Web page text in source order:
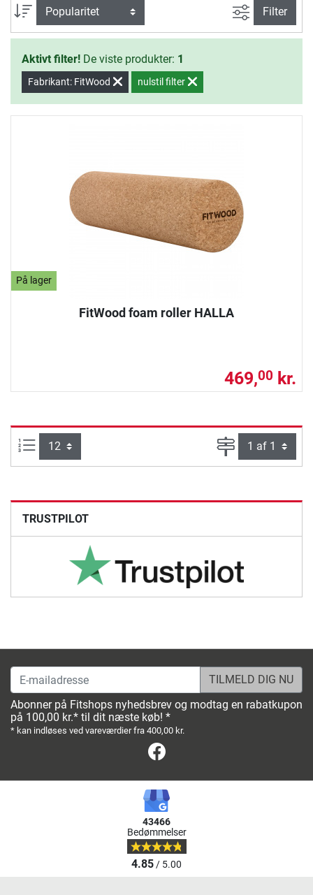
sortering
Avanceret
Filter
Aktivt filter! De viste produkter: 1
Fabrikant: FitWood nulstil filter
På lager
FitWood foam roller HALLA
469,00 kr.
Artikel pr. side: Side
TRUSTPILOT
E-mailadresse
Abonner på Fitshops nyhedsbrev og modtag en rabatkupon
på 100,00 kr.* til dit næste køb! *
* kan indløses ved vareværdier fra 400,00 kr.
43466
Bedømmelser
4.85/ 5.00